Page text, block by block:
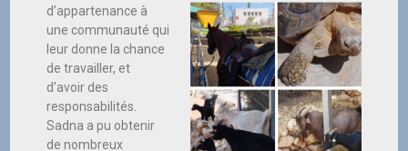
d’appartenance à
une communauté qui
leur donne la chance
de travailler, et
d’avoir des
responsabilités.
Sadna a pu obtenir
de nombreux